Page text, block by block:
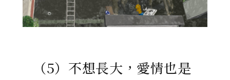
（5）不想長大，愛情也是